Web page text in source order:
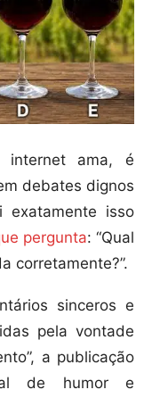
ama, é
debates dignos
isso
pergunta: “Qual
corretamente?”.
sinceros e
pela vontade
a publicação
de humor e